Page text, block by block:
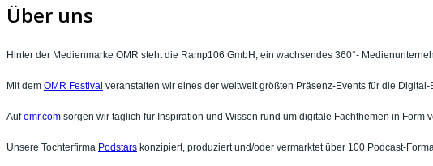
Über uns
Hinter der Medienmarke OMR steht die Ramp106 GmbH, ein wachsendes 360°-
Mit dem OMR Festival veranstalten wir eines der weltweit größten Präsenz-Events für die
Aufomr.com sorgen wir täglich für Inspiration und Wissen rund um digitale Fachthemen in
Unsere Tochterfirma Podstars konzipiert, produziert und/oder vermarktet über 100 Podcast-